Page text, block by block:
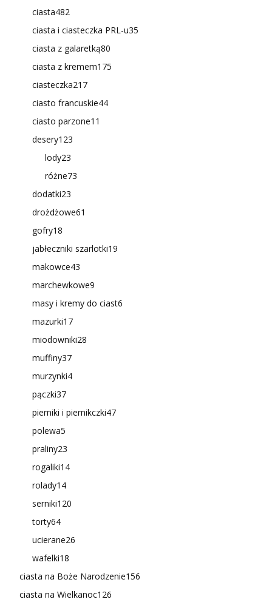
ciasta482
ciasta i ciasteczka PRL-u35
ciasta z galaretką80
ciasta z kremem175
ciasteczka217
ciasto francuskie44
ciasto parzone11
desery123
lody23
różne73
dodatki23
drożdżowe61
gofry18
jabłeczniki szarlotki19
makowce43
marchewkowe9
masy i kremy do ciast6
mazurki17
miodowniki28
muffiny37
murzynki4
pączki37
pierniki i piernikczki47
polewa5
praliny23
rogaliki14
rolady14
serniki120
torty64
ucierane26
wafelki18
ciasta na Boże Narodzenie156
ciasta na Wielkanoc126